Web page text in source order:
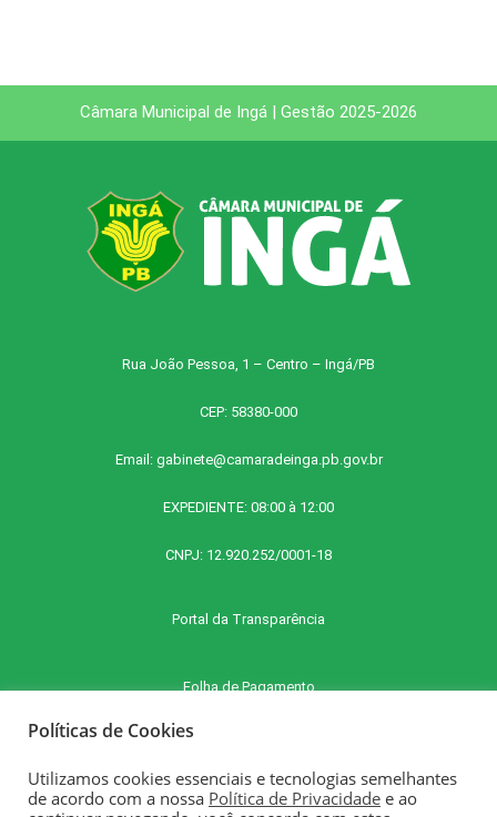
Câmara Municipal de Ingá | Gestão 2025-2026
Rua João Pessoa, 1 – Centro – Ingá/PB
CEP: 58380-000
Email: gabinete@camaradeinga.pb.gov.br
EXPEDIENTE: 08:00 à 12:00
CNPJ: 12.920.252/0001-18
Portal da Transparência
Folha de Pagamento
Políticas de Cookies
Utilizamos cookies essenciais e tecnologias semelhantes
de acordo com a nossa Política de Privacidade e ao